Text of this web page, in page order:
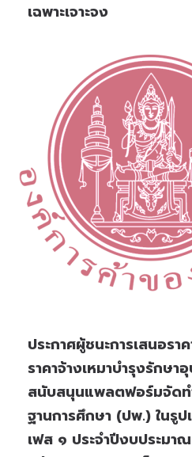
เฉพาะเจาะจง
ประกาศผู้ชนะการเสนอรา
ราคาจ้างเหมาบำรุงรักษ
สนับสนุนแพลตฟอร์มจัดท
ฐานการศึกษา (ปพ.) ในรู
เฟส ๑ ประจำปีงบประม